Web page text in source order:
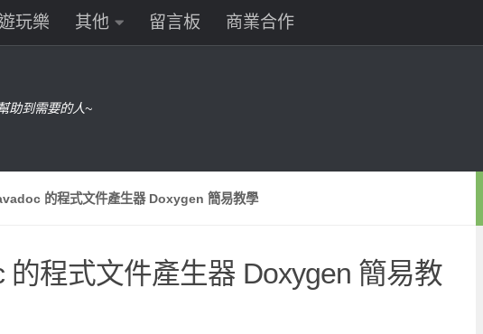
玩樂 其他 留言板 商業合作
助到需要的人~
的程式文件產生器 Doxygen 簡易教學
的程式文件產生器 Doxygen 簡易教